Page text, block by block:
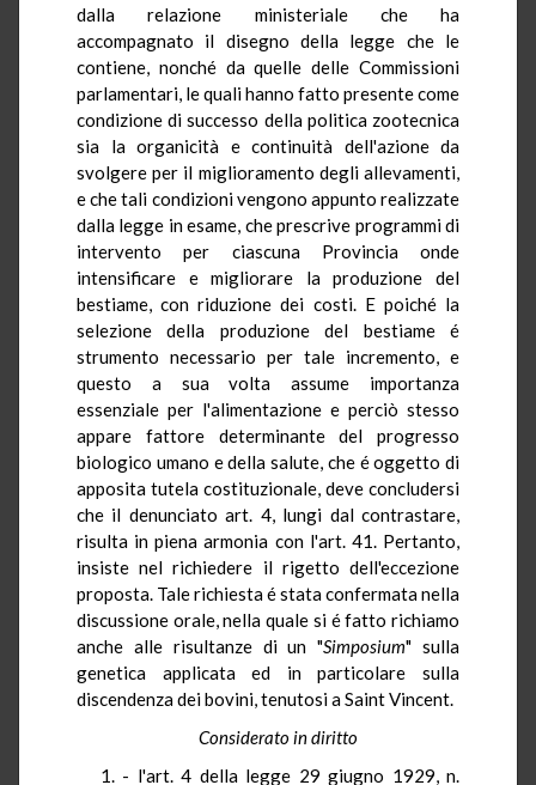
dalla relazione ministeriale che ha
accompagnato il disegno della legge che le
contiene, nonché da quelle delle Commissioni
parlamentari, le quali hanno fatto presente come
condizione di successo della politica zootecnica
sia la organicità e continuità dell'azione da
svolgere per il miglioramento degli allevamenti,
e che tali condizioni vengono appunto realizzate
dalla legge in esame, che prescrive programmi di
intervento per ciascuna Provincia onde
intensificare e migliorare la produzione del
bestiame, con riduzione dei costi. E poiché la
selezione della produzione del bestiame é
strumento necessario per tale incremento, e
questo a sua volta assume importanza
essenziale per l'alimentazione e perciò stesso
appare fattore determinante del progresso
biologico umano e della salute, che é oggetto di
apposita tutela costituzionale, deve concludersi
che il denunciato art. 4, lungi dal contrastare,
risulta in piena armonia con l'art. 41. Pertanto,
insiste nel richiedere il rigetto dell'eccezione
proposta. Tale richiesta é stata confermata nella
discussione orale, nella quale si é fatto richiamo
anche alle risultanze di un "Simposium" sulla
genetica applicata ed in particolare sulla
discendenza dei bovini, tenutosi a Saint Vincent.
Considerato in diritto
1. - l'art. 4 della legge 29 giugno 1929, n.